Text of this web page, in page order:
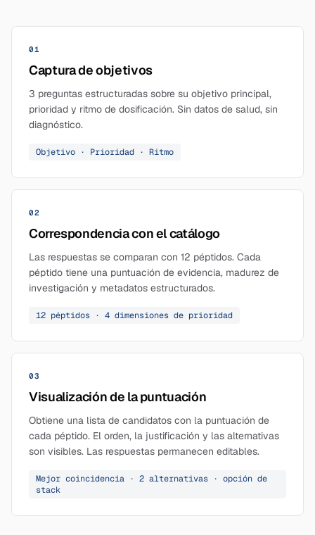
01
Captura de objetivos
3 preguntas estructuradas sobre su objetivo principal,
prioridad y ritmo de dosificación. Sin datos de salud, sin
diagnóstico.
Objetivo · Prioridad · Ritmo
02
Correspondencia con el catálogo
Las respuestas se comparan con 12 péptidos. Cada
péptido tiene una puntuación de evidencia, madurez de
investigación y metadatos estructurados.
12 péptidos · 4 dimensiones de prioridad
03
Visualización de la puntuación
Obtiene una lista de candidatos con la puntuación de
cada péptido. El orden, la justificación y las alternativas
son visibles. Las respuestas permanecen editables.
Mejor coincidencia · 2 alternativas · opción de
stack